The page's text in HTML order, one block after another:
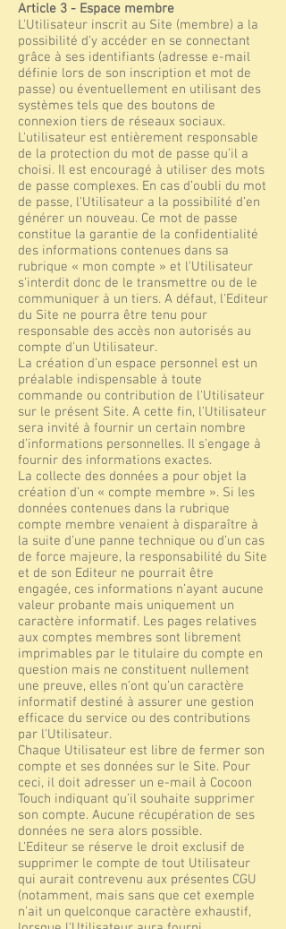
Article 3 - Espace membre
L'Utilisateur inscrit au Site (membre) a la
possibilité d’y accéder en se connectant
grâce à ses identifiants (adresse e-mail
définie lors de son inscription et mot de
passe) ou éventuellement en utilisant des
systèmes tels que des boutons de
connexion tiers de réseaux sociaux.
L'utilisateur est entièrement responsable
de la protection du mot de passe qu’il a
choisi. Il est encouragé à utiliser des mots
de passe complexes. En cas d’oubli du mot
de passe, l'Utilisateur a la possibilité d’en
générer un nouveau. Ce mot de passe
constitue la garantie de la confidentialité
des informations contenues dans sa
rubrique « mon compte » et l'Utilisateur
s'interdit donc de le transmettre ou de le
communiquer à un tiers. A défaut, l'Editeur
du Site ne pourra être tenu pour
responsable des accès non autorisés au
compte d'un Utilisateur.
La création d’un espace personnel est un
préalable indispensable à toute
commande ou contribution de l'Utilisateur
sur le présent Site. A cette fin, l'Utilisateur
sera invité à fournir un certain nombre
d’informations personnelles. Il s’engage à
fournir des informations exactes.
La collecte des données a pour objet la
création d’un « compte membre ». Si les
données contenues dans la rubrique
compte membre venaient à disparaître à
la suite d’une panne technique ou d’un cas
de force majeure, la responsabilité du Site
et de son Editeur ne pourrait être
engagée, ces informations n’ayant aucune
valeur probante mais uniquement un
caractère informatif. Les pages relatives
aux comptes membres sont librement
imprimables par le titulaire du compte en
question mais ne constituent nullement
une preuve, elles n’ont qu’un caractère
informatif destiné à assurer une gestion
efficace du service ou des contributions
par l'Utilisateur.
Chaque Utilisateur est libre de fermer son
compte et ses données sur le Site. Pour
ceci, il doit adresser un e-mail à Cocoon
Touch indiquant qu’il souhaite supprimer
son compte. Aucune récupération de ses
données ne sera alors possible.
L'Editeur se réserve le droit exclusif de
supprimer le compte de tout Utilisateur
qui aurait contrevenu aux présentes CGU
(notamment, mais sans que cet exemple
n’ait un quelconque caractère exhaustif,